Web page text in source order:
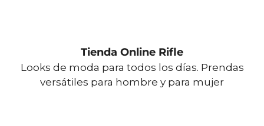
Tienda Online Rifle
Looks de moda para todos los días. Prendas
versátiles para hombre y para mujer